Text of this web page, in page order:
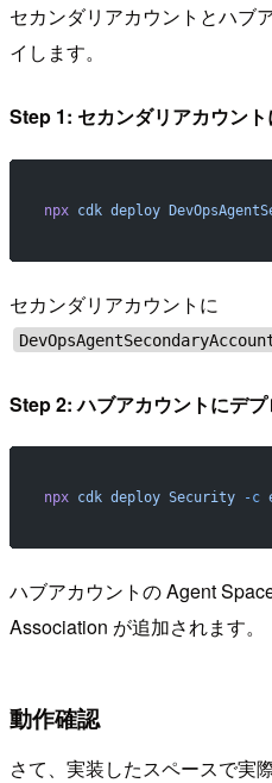
セカンダリアカウントとハブ
イします。
Step 1: セカンダリアカウント
npx cdk deploy
セカンダリアカウントに
Step 2: ハブアカウントにデプ
npx cdk deploy Security -c
ハブアカウントの Agent
Association が追加されます。
動作確認
さて、実装したスペースで実